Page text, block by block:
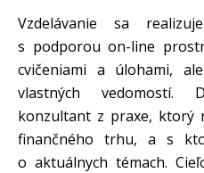
Vzdelávanie sa
s podporou on-line
cvičeniami a úlohami,
vlastných vedomostí.
konzultant z praxe, ktorý
finančného trhu, a s
o aktuálnych témach.